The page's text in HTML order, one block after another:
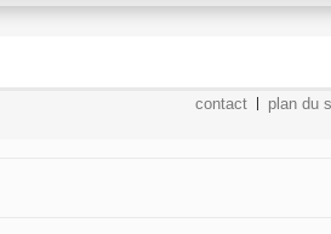
contact plan du